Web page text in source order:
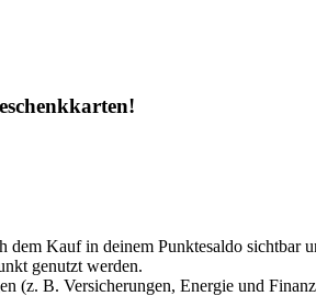
Kauf in deinem Punktesaldo sichtbar
genutzt werden.
B. Versicherungen, Energie und